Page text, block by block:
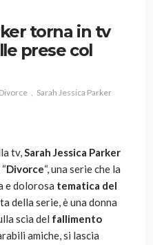
torna in tv
prese col
Divorce Sarah Jessica Parker
tv,Sarah Jessica Parker
Divorce“, una serie che la
e dolorosa tematica del
della serie, è una donna
scia del fallimento
amiche, si lascia